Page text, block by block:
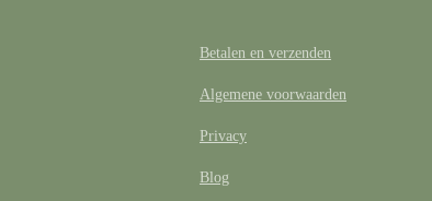
Betalen en verzenden
Algemene voorwaarden
Privacy
Blog